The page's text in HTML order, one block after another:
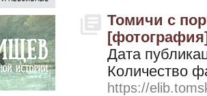
Томичи с
Дата
Количество
https://